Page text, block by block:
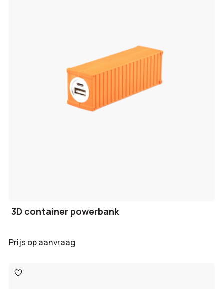
3D container powerbank
Prijs op aanvraag
Toevoegen
aan